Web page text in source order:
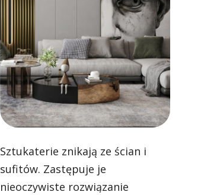
Sztukaterie znikają ze ścian i
sufitów. Zastępuje je
nieoczywiste rozwiązanie